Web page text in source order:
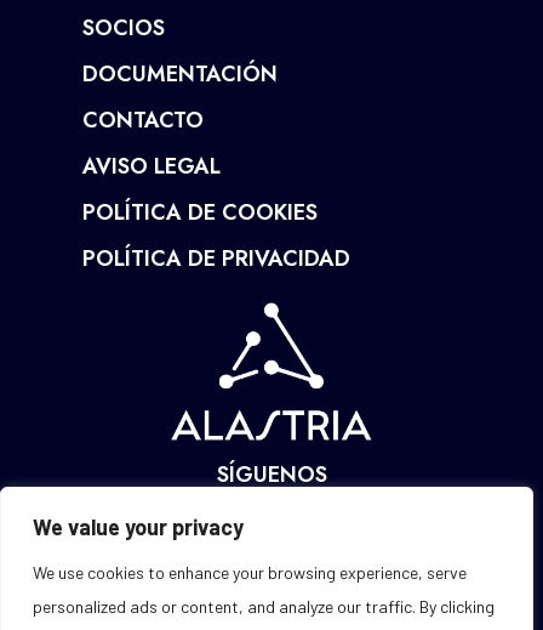
We value your privacy
We use cookies to enhance your browsing experience, serve
personalized ads or content, and analyze our traffic. By clicking
SOCIOS
DOCUMENTACIÓN
CONTACTO
AVISO LEGAL
POLÍTICA DE COOKIES
POLÍTICA DE PRIVACIDAD
SÍGUENOS